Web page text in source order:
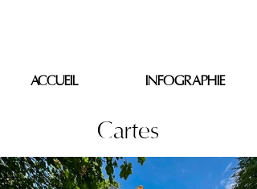
ACCUEIL INFOGRAPHIE
Cartes